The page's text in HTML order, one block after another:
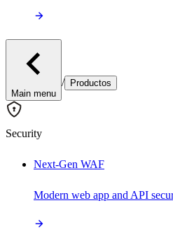
Main menu
/ Productos
Security
Next-Gen WAF
Modern web app and API